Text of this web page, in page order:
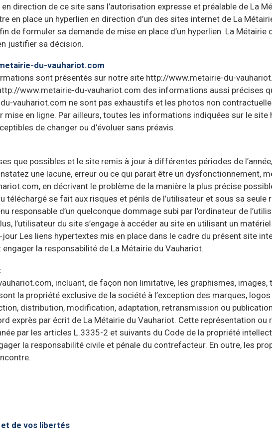
direction de ce site sans l’autorisation expresse et préalable de La
en place un hyperlien en direction d’un des sites internet de La
de formuler sa demande de mise en place d’un hyperlien. La Métairie
justifier sa décision.
du-vauhariot.com
sont présentés sur notre site http://www.metairie-du-
www.metairie-du-vauhariot.com des informations aussi précises
vauhariot.com ne sont pas exhaustifs et les photos non
en ligne. Par ailleurs, toutes les informations indiquées sur le
de changer ou d’évoluer sans préavis.
que possibles et le site remis à jour à différentes périodes de
une lacune, erreur ou ce qui parait être un dysfonctionnement,
en décrivant le problème de la manière la plus précise
téléchargé se fait aux risques et périls de l’utilisateur et sous sa seule
responsable d’un quelconque dommage subi par l’ordinateur de
l’utilisateur du site s’engage à accéder au site en utilisant un
Les liens hypertextes mis en place dans le cadre du présent site
la responsabilité de La Métairie du Vauhariot.
incluant, de façon non limitative, les graphismes, images,
la propriété exclusive de la société à l’exception des marques,
distribution, modification, adaptation, retransmission ou
exprès par écrit de La Métairie du Vauhariot. Cette représentation ou
par les articles L.3335-2 et suivants du Code de la propriété
la responsabilité civile et pénale du contrefacteur. En outre, les
de vos libertés